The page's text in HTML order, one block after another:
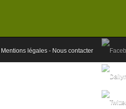
Mentions légales - Nous contacter